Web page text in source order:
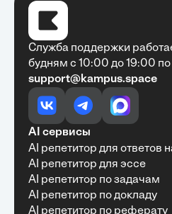
Очень быстро,
доступно
Алексей Антонов•27 мая,
Обучение с Кампус Хаб —
полезной информации.
Служба поддержки
будням с 10:00 до 19:00
support@kampus.space
AI сервисы
AI репетитор для ответов
AI репетитор для эссе
AI репетитор по задачам
AI репетитор по докладу
AI репетитор по реферату